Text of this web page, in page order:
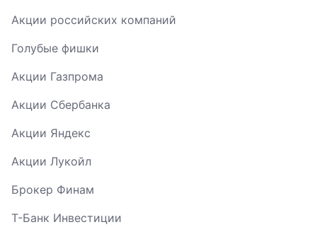
Акции российских компаний
Голубые фишки
Акции Газпрома
Акции Сбербанка
Акции Яндекс
Акции Лукойл
Брокер Финам
Т-Банк Инвестиции